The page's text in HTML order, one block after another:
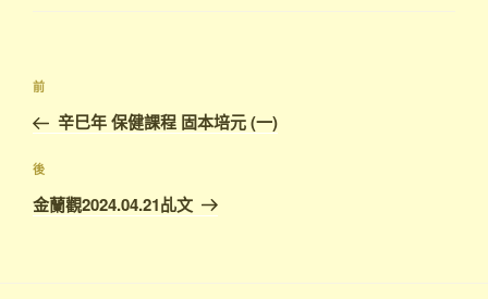
文
導
覽
上
一
篇
文
章
前
辛巳年 保健課程 固本培元 (一)
下
篇
文
後
金蘭觀2024.04.21乩文